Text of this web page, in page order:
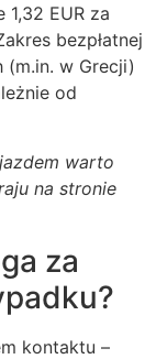
EUR za
bezpłatnej
w Grecji)
od
warto
na stronie
za
kontaktu –